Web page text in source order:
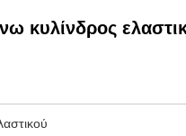
κυλίνδρος